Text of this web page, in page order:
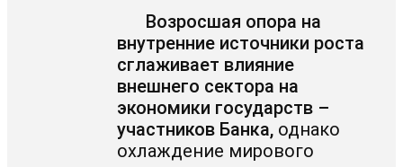
Возросшая опора на
внутренние источники роста
сглаживает влияние
внешнего сектора на
экономики государств –
участников Банка, однако
охлаждение мирового